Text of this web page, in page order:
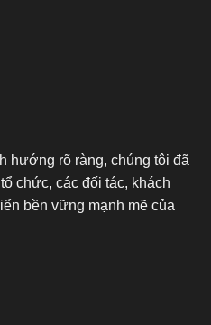
hướng rõ ràng, chúng tôi đã
chức, các đối tác, khách
bền vững mạnh mẽ của